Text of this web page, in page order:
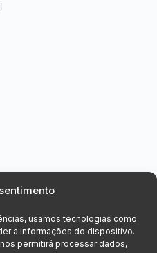
usamos tecnologias como
a informações do dispositivo.
permitirá processar dados,